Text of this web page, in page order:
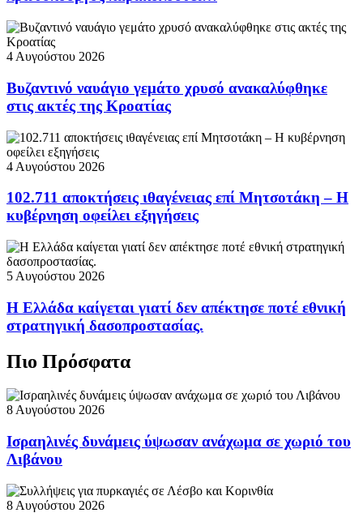
4 Αυγούστου 2026
Βυζαντινό ναυάγιο γεμάτο χρυσό ανακαλύφθηκε
στις ακτές της Κροατίας
4 Αυγούστου 2026
102.711 αποκτήσεις ιθαγένειας επί Μητσοτάκη – Η
κυβέρνηση οφείλει εξηγήσεις
5 Αυγούστου 2026
Η Ελλάδα καίγεται γιατί δεν απέκτησε ποτέ εθνική
στρατηγική δασοπροστασίας.
Πιο Πρόσφατα
8 Αυγούστου 2026
Ισραηλινές δυνάμεις ύψωσαν ανάχωμα σε χωριό του
Λιβάνου
8 Αυγούστου 2026